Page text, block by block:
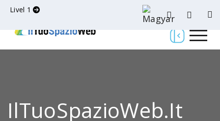
Livel 1
IlTuoSpazioWeb.it